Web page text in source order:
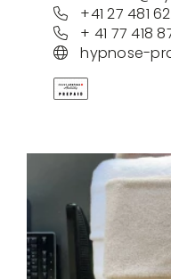
+41 27 481
+ 41 77 418
hypnose-